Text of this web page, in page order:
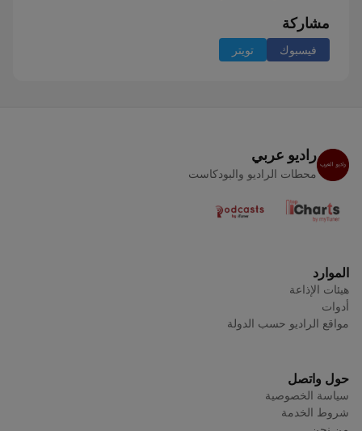
مشاركة
فيسبوك تويتر
راديو عربي
محطات الراديو والبودكاست
الموارد
هيئات الإذاعة
أدوات
مواقع الراديو حسب الدولة
حول واتصل
سياسة الخصوصية
شروط الخدمة